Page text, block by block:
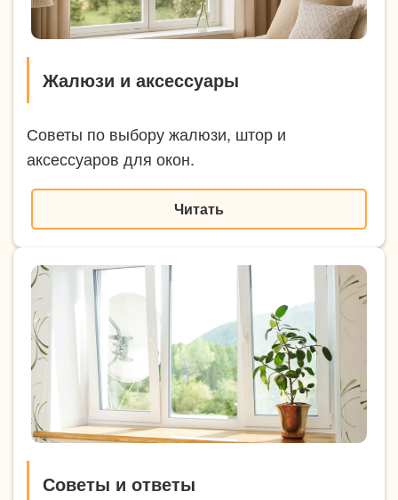
Жалюзи и аксессуары
Советы по выбору жалюзи, штор и
аксессуаров для окон.
Читать
Советы и ответы